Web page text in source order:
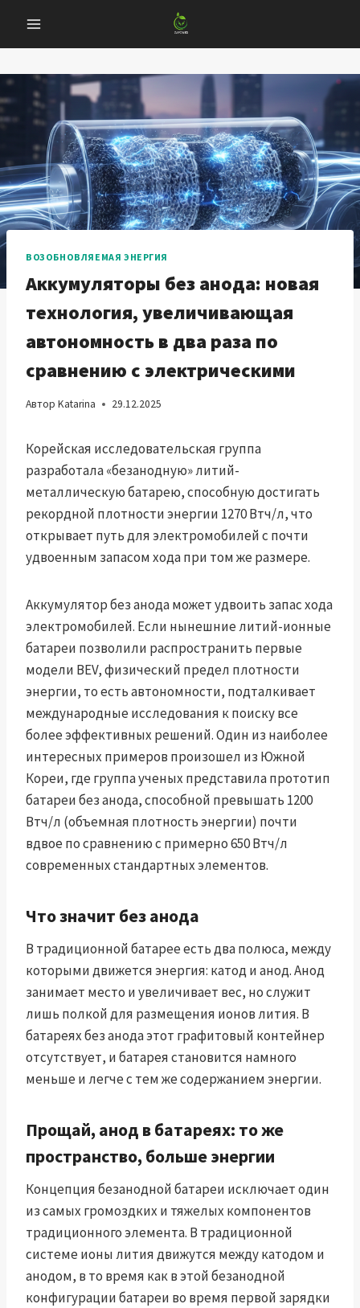
содержанию
ВОЗОБНОВЛЯЕМАЯ ЭНЕРГИЯ
Аккумуляторы без анода: новая
технология, увеличивающая
автономность в два раза по
сравнению с электрическими
Автор Katarina 29.12.2025
Корейская исследовательская группа
разработала «безанодную» литий-
металлическую батарею, способную достигать
рекордной плотности энергии 1270 Втч/л, что
открывает путь для электромобилей с почти
удвоенным запасом хода при том же размере.
Аккумулятор без анода может удвоить запас хода
электромобилей. Если нынешние литий-ионные
батареи позволили распространить первые
модели BEV, физический предел плотности
энергии, то есть автономности, подталкивает
международные исследования к поиску все
более эффективных решений. Один из наиболее
интересных примеров произошел из Южной
Кореи, где группа ученых представила прототип
батареи без анода, способной превышать 1200
Втч/л (объемная плотность энергии) почти
вдвое по сравнению с примерно 650 Втч/л
современных стандартных элементов.
Что значит без анода
В традиционной батарее есть два полюса, между
которыми движется энергия: катод и анод. Анод
занимает место и увеличивает вес, но служит
лишь полкой для размещения ионов лития. В
батареях без анода этот графитовый контейнер
отсутствует, и батарея становится намного
меньше и легче с тем же содержанием энергии.
Прощай, анод в батареях: то же
пространство, больше энергии
Концепция безанодной батареи исключает один
из самых громоздких и тяжелых компонентов
традиционного элемента. В традиционной
системе ионы лития движутся между катодом и
анодом, в то время как в этой безанодной
конфигурации батареи во время первой зарядки